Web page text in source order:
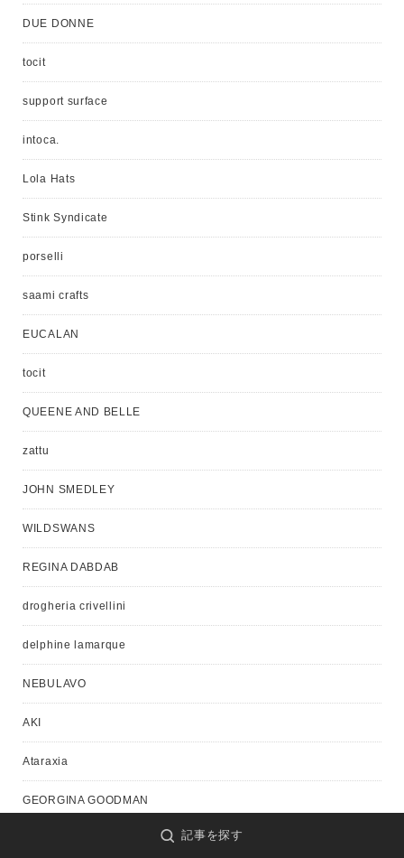
DUE DONNE
tocit
support surface
intoca.
Lola Hats
Stink Syndicate
porselli
saami crafts
EUCALAN
tocit
QUEENE AND BELLE
zattu
JOHN SMEDLEY
WILDSWANS
REGINA DABDAB
drogheria crivellini
delphine lamarque
NEBULAVO
AKI
Ataraxia
GEORGINA GOODMAN
記事を探す